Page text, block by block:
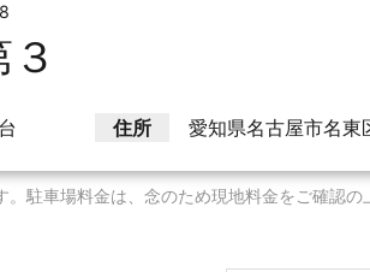
住所 愛知県名古屋市名東
駐車場料金は、念のため現地料金をご確認の